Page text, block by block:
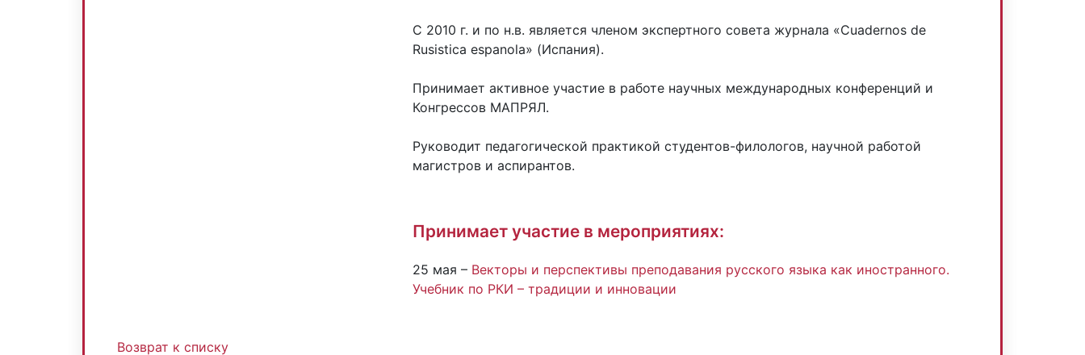
С 2010 г. и по н.в. является членом экспертного совета журнала «Cuadernos de
Rusistica espanola» (Испания).
Принимает активное участие в работе научных международных конференций и
Конгрессов МАПРЯЛ.
Руководит педагогической практикой студентов-филологов, научной работой
магистров и аспирантов.
Принимает участие в мероприятиях:
25 мая – Векторы и перспективы преподавания русского языка как иностранного.
Учебник по РКИ – традиции и инновации
Возврат к списку